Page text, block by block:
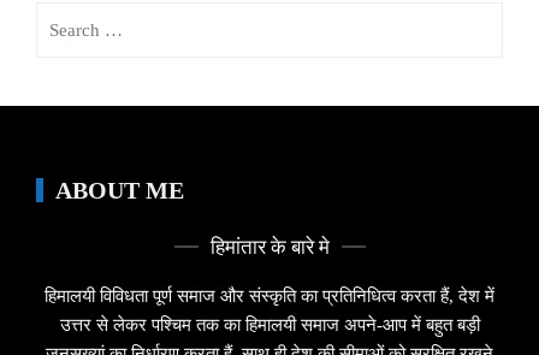
ABOUT ME
हिमांतार के बारे मे
हिमालयी विविधता पूर्ण समाज और संस्कृति का प्रतिनिधित्व करता हैं, देश में
उत्तर से लेकर पश्चिम तक का हिमालयी समाज अपने-आप में बहुत बड़ी